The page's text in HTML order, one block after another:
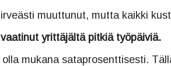
muuttunut, mutta kaikki
yrittäjältä pitkiä työpäiviä.
mukana sataprosenttisesti.